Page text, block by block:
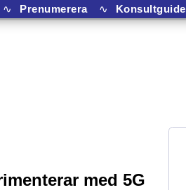
∿ Prenumerera ∿ Konsultguide
med 5G